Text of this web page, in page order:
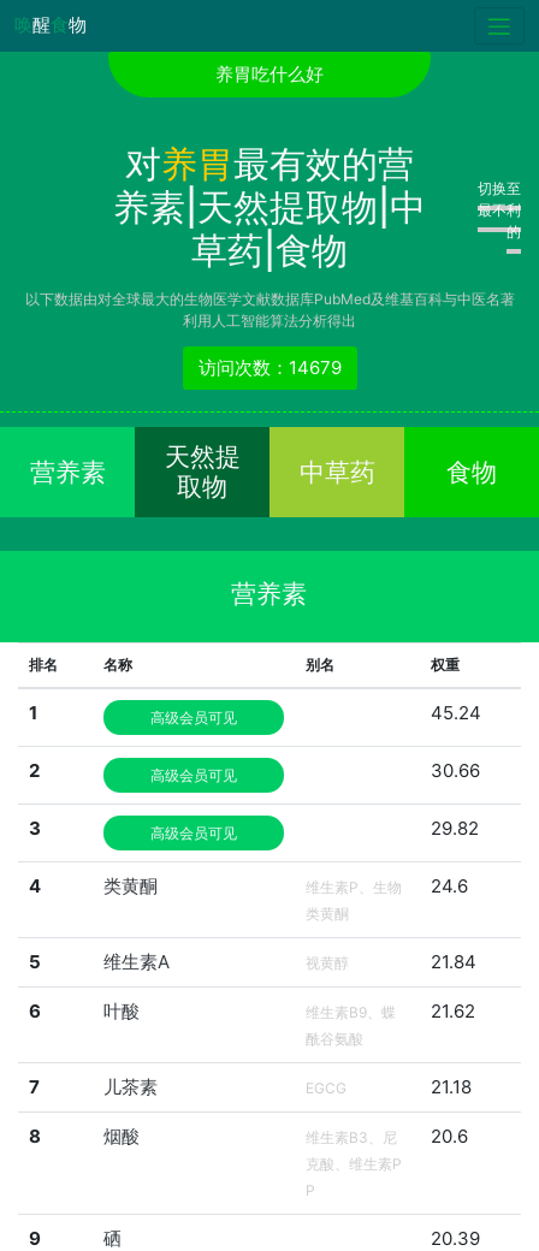
唤醒食物
养胃吃什么好
对养胃最有效的营
养素|天然提取物|中
草药|食物
切换至
最不利
的
以下数据由对全球最大的生物医学文献数据库PubMed及维基百科与中医名著
利用人工智能算法分析得出
访问次数：14679
营养素
天然提
取物
中草药 食物
营养素
排名 名称 别名 权重
1 高级会员可见 45.24
2 高级会员可见 30.66
3 高级会员可见 29.82
4 类黄酮
维生素P、生物
类黄酮
24.6
5 维生素A 视黄醇 21.84
6 叶酸
维生素B9、蝶
酰谷氨酸
21.62
7 儿茶素 EGCG 21.18
8 烟酸
维生素B3、尼
克酸、维生素P
P
20.6
9 硒 20.39